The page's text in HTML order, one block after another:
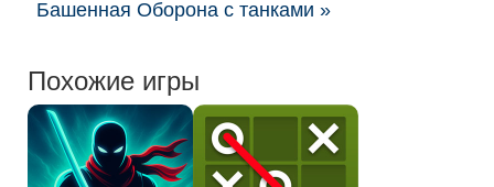
Башенная Оборона с танками »
Похожие игры